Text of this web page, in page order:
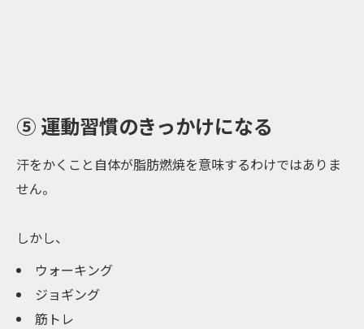
⑤ 運動習慣のきっかけになる
汗をかくこと自体が脂肪燃焼を意味するわけではありま
せん。
しかし、
ウォーキング
ジョギング
筋トレ